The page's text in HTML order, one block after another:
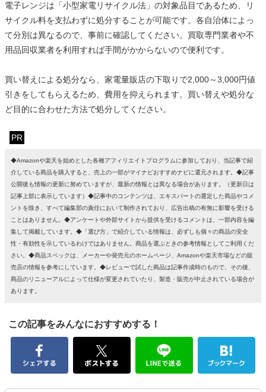
電子レンジは「小型家電リサイクル法」の対象品目であるため、リ
サイクル料を支払わずに処分することが可能です。各自治体によっ
て分別は異なるので、事前に確認してください。買取専門業者や不
用品回収業者を利用すれば手間がかからないので便利です。
買い替えによる処分なら、家電量販店の下取りで2,000～3,000円値
引きをしてもらえるため、費用を抑えられます。買い替えや処分な
ど目的に合わせた方法で処分してください。
PR
◆Amazonや楽天を始めとした各種アフィリエイトプログラムに参加しており、当記事で紹
介している商品を購入すると、売上の一部がマイナビおすすめナビに還元されます。◆記事
公開後も情報の更新に努めていますが、最新の情報とは異なる場合があります。（更新日は
記事上部に表示しています）◆記事中のコンテンツは、エキスパートの選定した商品やコメ
ントを除き、すべて編集部の責任において制作されており、広告出稿の有無に影響を受ける
ことはありません。◆アンケートや外部サイトから提供を受けるコメントは、一部内容を編
集して掲載しています。◆「選び方」で紹介している情報は、必ずしも個々の商品の安全
性・有効性を示しているわけではありません。商品を選ぶときの参考情報としてご利用くだ
さい。◆商品スペックは、メーカーや発売元のホームページ、Amazonや楽天市場などの販
売店の情報を参考にしています。◆レビューで試した商品は記事作成時のもので、その後、
商品のリニューアルによって仕様が変更されていたり、製造・販売が中止されている場合が
あります。
この記事をみんなにおすすめする！